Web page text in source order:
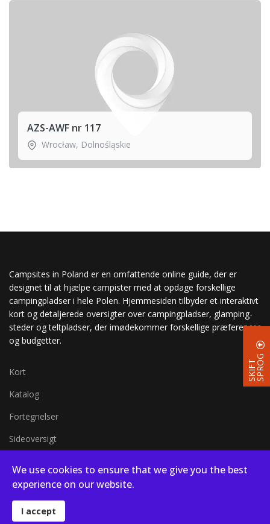
S
K
I
F
T
S
P
R
OG
AZS-AWF nr 117
Wrocław, Dolnośląskie
Campsites in Poland er en omfattende online guide, der er
designet til at hjælpe campister med at opdage forskellige
campingpladser i hele Polen. Hjemmesiden tilbyder et interaktivt
kort og detaljerede oversigter over campingpladser, glamping-
steder og teltpladser, der imødekommer forskellige præferencer
og budgetter.
Kort
Katalog
Fortegnelser
Sideoversigt
Blog
We use cookies to ensure that we give you the best
experience on our website.
I accept